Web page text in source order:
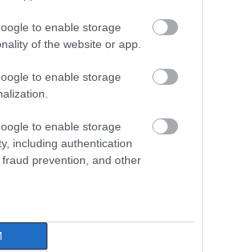
to enable storage
of the website or app.
to enable storage
to enable storage
including authentication
prevention, and other